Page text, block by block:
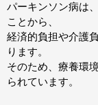
パーキンソン病は
ことから、
経済的負担や介護
ります。
そのため、療養環
られています。